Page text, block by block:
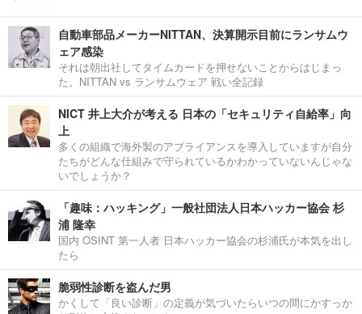
自動車部品メーカーNITTAN、決算開示目前にランサムウ
ェア感染
それは朝出社してタイムカードを押せないことからはじまっ
た。NITTAN vs ランサムウェア 戦い全記録
NICT 井上大介が考える 日本の「セキュリティ自給率」向
上
多くの組織で海外製のアプライアンスを導入していますが自分
たちがどんな仕組みで守られているかわかっていないんじゃな
いでしょうか？
「趣味：ハッキング」一般社団法人日本ハッカー協会 杉
浦 隆幸
国内 OSINT 第一人者 日本ハッカー協会の杉浦氏が本気を出し
たら
脆弱性診断を盗んだ男
かくして「良い診断」の定義が気づいたらいつの間にかすっか